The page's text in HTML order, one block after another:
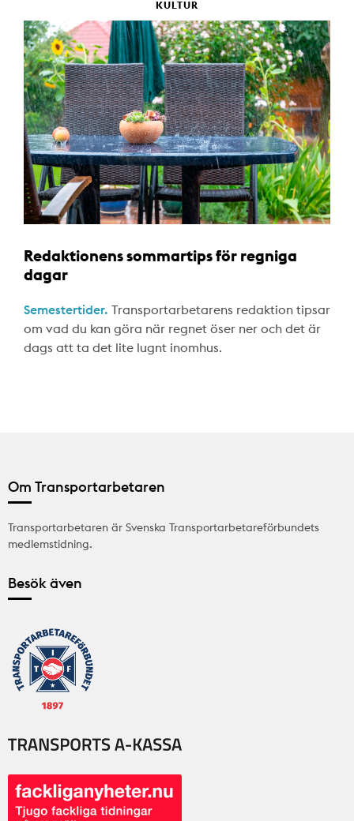
KULTUR
Redaktionens sommartips för regniga
dagar
Semestertider. Transportarbetarens redaktion tipsar
om vad du kan göra när regnet öser ner och det är
dags att ta det lite lugnt inomhus.
Om Transportarbetaren
Transportarbetaren är Svenska Transportarbetareförbundets
medlemstidning.
Besök även